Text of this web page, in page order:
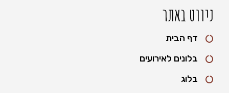
ניווט באתר
דף הבית
בלונים לאירועים
בלוג